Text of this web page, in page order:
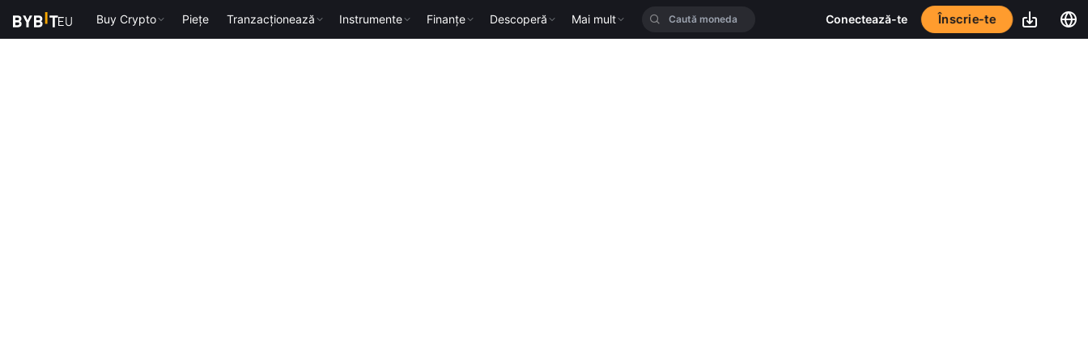
Buy Crypto Piețe Tranzacționează Instrumente Finanțe Descoperă Mai mult Conectează-te Înscrie-te